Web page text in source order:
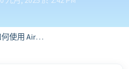
Business Controller App？